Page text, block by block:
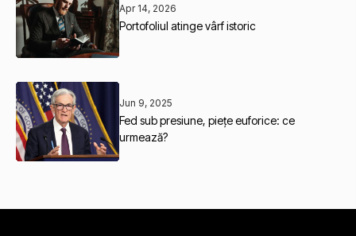
Apr 14, 2026
Portofoliul atinge vârf istoric
Jun 9, 2025
Fed sub presiune, piețe euforice: ce
urmează?